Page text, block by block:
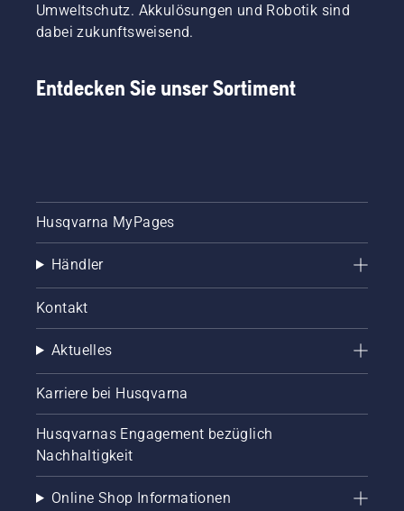
Umweltschutz. Akkulösungen und Robotik sind
dabei zukunftsweisend.
Entdecken Sie unser Sortiment
Husqvarna MyPages
Händler
Kontakt
Aktuelles
Karriere bei Husqvarna
Husqvarnas Engagement bezüglich
Nachhaltigkeit
Online Shop Informationen